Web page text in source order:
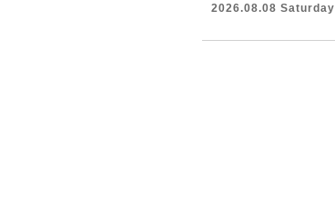
2026.08.08 Saturday